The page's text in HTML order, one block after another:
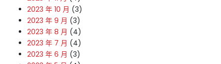
2023 年 10 月 (3)
2023 年 9 月 (3)
2023 年 8 月 (4)
2023 年 7 月 (4)
2023 年 6 月 (3)